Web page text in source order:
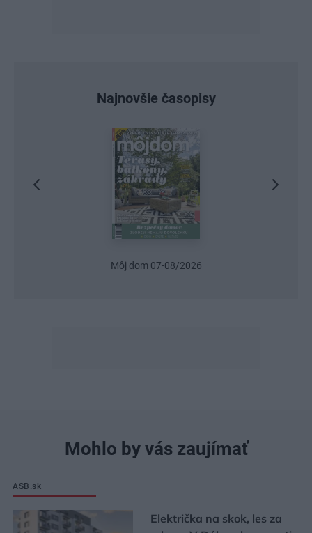
Najnovšie časopisy
Urob si sám 6/2026
Mohlo by vás zaujímať
ASB.sk
Električka na skok, les za